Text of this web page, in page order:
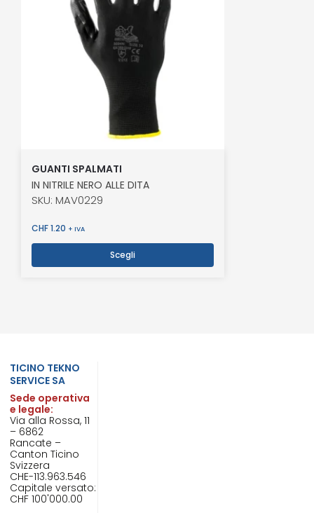
GUANTI SPALMATI
IN NITRILE NERO ALLE DITA
SKU: MAV0229
CHF1.20 + IVA
Scegli
TICINO TEKNO
SERVICE SA
Sede operativa
e legale:
Via alla Rossa, 11
– 6862
Rancate –
Canton Ticino
Svizzera
CHE-113.963.546
Capitale versato:
CHF 100'000.00